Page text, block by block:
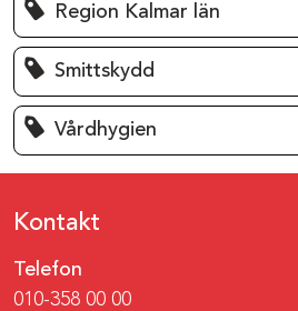
Region Kalmar län
Smittskydd
Vårdhygien
Kontakt
Telefon
010-358 00 00